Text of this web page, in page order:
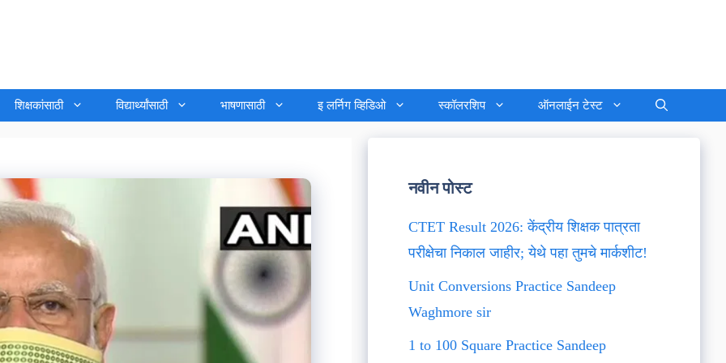
शिक्षकांसाठी विद्यार्थ्यांसाठी भाषणासाठी इ लर्निग व्हिडिओ स्कॉलरशिप ऑनलाईन टेस्ट
नवीन पोस्ट
CTET Result 2026: केंद्रीय शिक्षक पात्रता
परीक्षेचा निकाल जाहीर; येथे पहा तुमचे मार्कशीट!
Unit Conversions Practice Sandeep
Waghmore sir
1 to 100 Square Practice Sandeep